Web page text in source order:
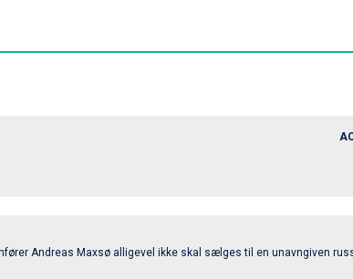
Andreas Maxsø alligevel ikke skal sælges til en unavngiven